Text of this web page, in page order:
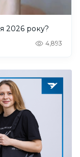
2026 року?
4,893